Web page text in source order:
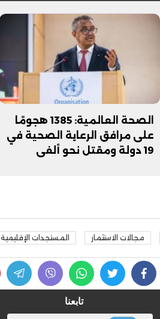
الصحة العالمية: 1385 هجومًا
على مرافق الرعاية الصحية في
19 دولة ومقتل نحو ألفي
مجالات الاستثمار المستجدات الإقليمية
تابعنا